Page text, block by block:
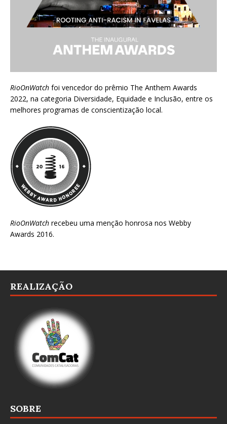
RioOnWatch foi vencedor do prêmio The Anthem Awards
2022, na categoria Diversidade, Equidade e Inclusão, entre os
melhores programas de conscientização local.
RioOnWatch recebeu uma menção honrosa nos Webby
Awards 2016.
REALIZAÇÃO
SOBRE